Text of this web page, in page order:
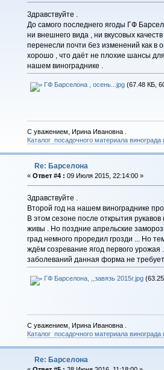
Здравствуйте .
До самого последнего ягоды ГФ
ни внешнего вида , ни вкусовых
перенесли почти без изменений как в
хорошо , что даёт не плохие шансы
нашем винограднике .
ГФ Барселона , осень...jpg(67.48 КБ,
С уважением, Ирина Ивановна .
Каталог посадочного материала
Re: Барселона
« Ответ #4 : 09 Июля 2015, 22:14:00 »
Здравствуйте .
Второй год на нашем винограднике
В этом сезоне после открытия
живы . Но поздние апрельские
град немного проредил грозди ... Но
ждём созревание ягод первого
заболеваний данная форма не
ГФ Барселона, ,,завязь 2015г.jpg(63.25
С уважением, Ирина Ивановна .
Каталог посадочного материала
Re: Барселона